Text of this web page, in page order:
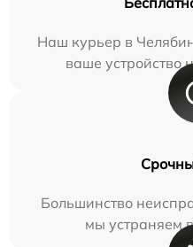
Наш курьер в
ваше устройство
Большинство
мы устраняем